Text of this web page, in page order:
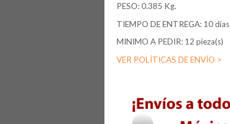
PESO: 0.385 Kg.
TIEMPO DE ENTREGA: 10 días
MINIMO A PEDIR: 12 pieza(s)
VER POLÍTICAS DE ENVÍO >